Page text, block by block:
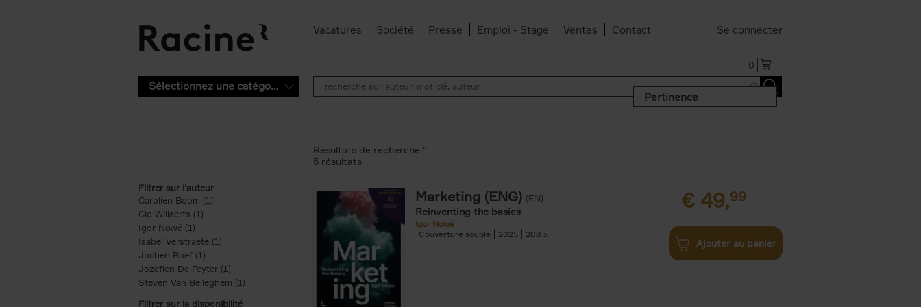
Vacatures Société Presse Emploi - Stage Ventes Contact Se connecter
0
Sélectionnez une catégorie
Pertinence
Filtrer sur l'auteur
Carolien Boom (1)
Clo Willaerts (1)
Igor Nowé (1)
Isabel Verstraete (1) Apply Isabel Verstraete filter
Jochen Roef (1)
Jozefien De Feyter (1) Apply Jozefien De Feyter filter
Steven Van Belleghem (1) Apply Steven Van Belleghem filter
Filtrer sur la disponibilité
Résultats de recherche ''
5 résultats
Marketing (ENG) (EN)
Reinventing the basics
Igor Nowé
Couverture souple
2025 208
€ 49,99
Ajouter au panier